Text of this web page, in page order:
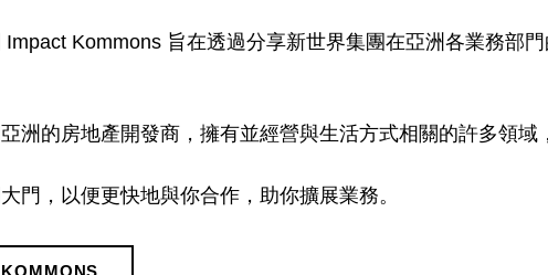
Kommons 旨在透過分享新世界集團在亞洲各業務部門
洲的房地產開發商， 擁有並經營與生活方式相關的許多領域
門，以便更快地與你合作，助你擴展業務。